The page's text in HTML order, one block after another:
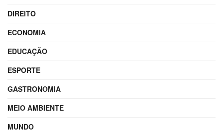
DIREITO
ECONOMIA
EDUCAÇÃO
ESPORTE
GASTRONOMIA
MEIO AMBIENTE
MUNDO